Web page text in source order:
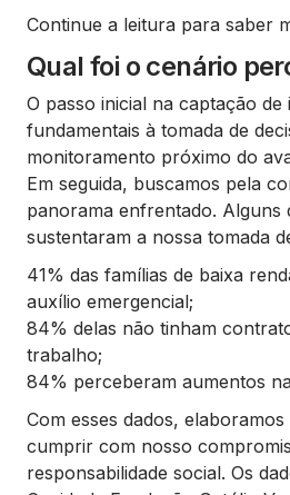
Continue a leitura para saber
Qual foi o cenário
O passo inicial na captação
fundamentais à tomada de
monitoramento próximo do
Em seguida, buscamos pela
panorama enfrentado. Alguns
sustentaram a nossa tomada
41% das famílias de baixa
auxílio emergencial;
84% delas não tinham
trabalho;
84% perceberam aumentos
Com esses dados,
cumprir com nosso
responsabilidade social. Os